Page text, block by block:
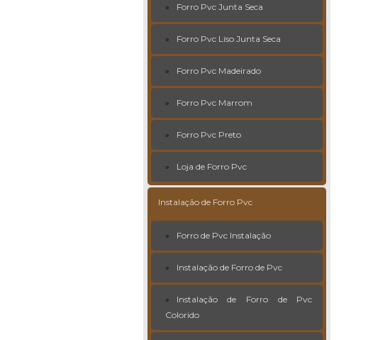
Forro Pvc Junta Seca
Forro Pvc Liso Junta Seca
Forro Pvc Madeirado
Forro Pvc Marrom
Forro Pvc Preto
Loja de Forro Pvc
Instalação de Forro Pvc
Forro de Pvc Instalação
Instalação de Forro de Pvc
Instalação de Forro de Pvc
Colorido